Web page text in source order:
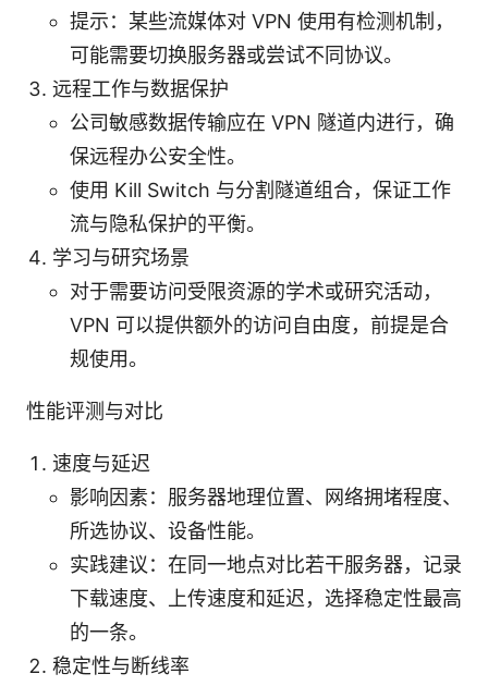
提示：某些流媒体对 VPN 使用有检测机制，
可能需要切换服务器或尝试不同协议。
远程工作与数据保护
公司敏感数据传输应在 VPN 隧道内进行，确
保远程办公安全性。
使用 Kill Switch 与分割隧道组合，保证工作
流与隐私保护的平衡。
学习与研究场景
对于需要访问受限资源的学术或研究活动，
VPN 可以提供额外的访问自由度，前提是合
规使用。
性能评测与对比
速度与延迟
影响因素：服务器地理位置、网络拥堵程度、
所选协议、设备性能。
实践建议：在同一地点对比若干服务器，记录
下载速度、上传速度和延迟，选择稳定性最高
的一条。
稳定性与断线率